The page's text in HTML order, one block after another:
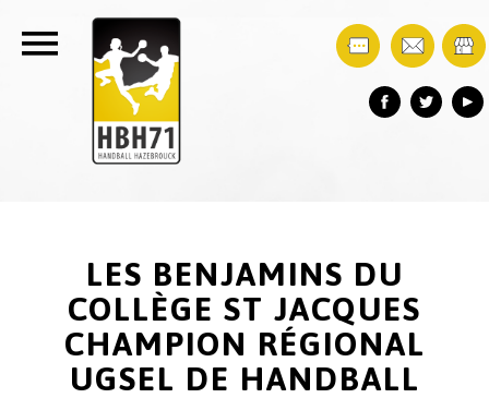
LES BENJAMINS DU
COLLÈGE ST JACQUES
CHAMPION RÉGIONAL
UGSEL DE HANDBALL